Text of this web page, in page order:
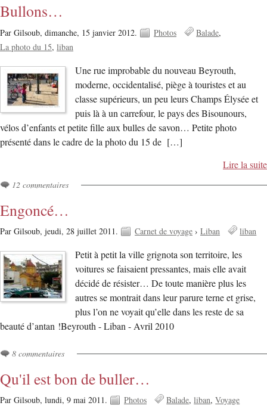
Bullons…
Par Gilsoub, dimanche, 15 janvier 2012. Photos
Balade
La photo du 15 liban
Une rue improbable du nouveau Beyrouth,
moderne, occidentalisé, piège à touristes et au
classe supérieurs, un peu leurs Champs Élysée et
puis là à un carrefour, le pays des Bisounours,
vélos d’enfants et petite fille aux bulles de savon… Petite photo
présenté dans le cadre de la photo du 15 de […]
Lire la suite
12 commentaires
Engoncé…
Par Gilsoub, jeudi, 28 juillet 2011. Carnet de voyage › Liban liban
Petit à petit la ville grignota son territoire, les
voitures se faisaient pressantes, mais elle avait
décidé de résister… De toute manière plus les
autres se montrait dans leur parure terne et grise,
plus l’on ne voyait qu’elle dans les reste de sa
beauté d’antan !Beyrouth - Liban - Avril 2010
8 commentaires
Qu'il est bon de buller…
Par Gilsoub, lundi, 9 mai 2011. Photos Balade liban Voyage